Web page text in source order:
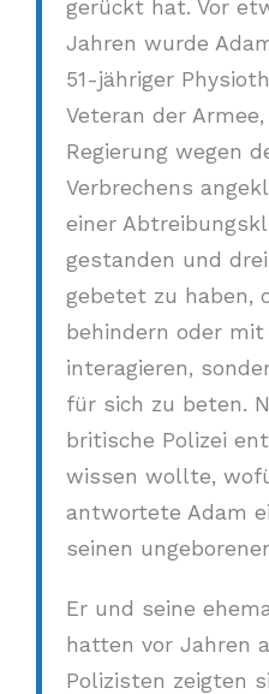
gerückt hat. Vor
Jahren wurde
51-jähriger
Veteran der
Regierung wegen
Verbrechens
einer
gestanden und
gebetet zu haben,
behindern oder
interagieren,
für sich zu beten.
britische Polizei
wissen wollte,
antwortete Adam
seinen
Er und seine
hatten vor Jahren
Polizisten zeigten